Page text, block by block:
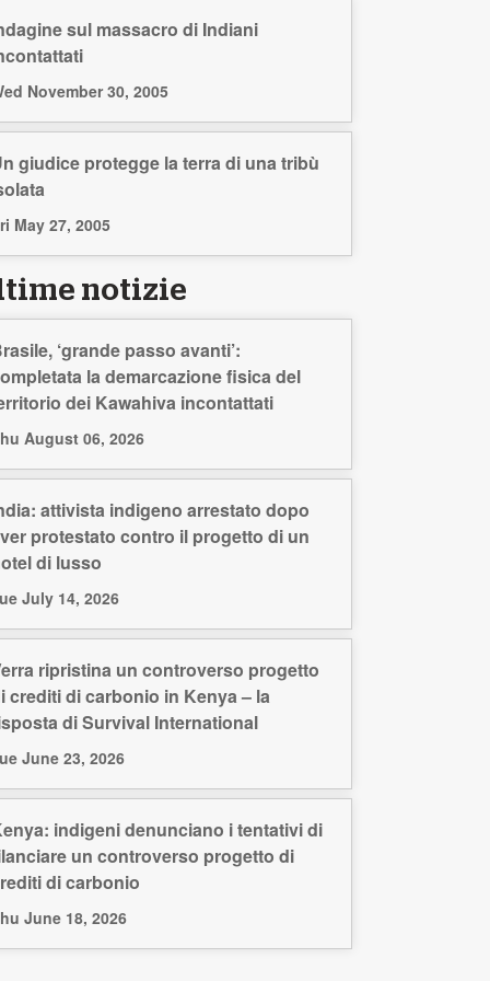
sul massacro di Indiani
November 30, 2005
giudice protegge la terra di una tribù
May 27, 2005
notizie
‘grande passo avanti’:
la demarcazione fisica del
dei Kawahiva incontattati
August 06, 2026
attivista indigeno arrestato dopo
protestato contro il progetto di un
di lusso
July 14, 2026
ripristina un controverso progetto
crediti di carbonio in Kenya – la
di Survival International
June 23, 2026
indigeni denunciano i tentativi di
un controverso progetto di
di carbonio
June 18, 2026